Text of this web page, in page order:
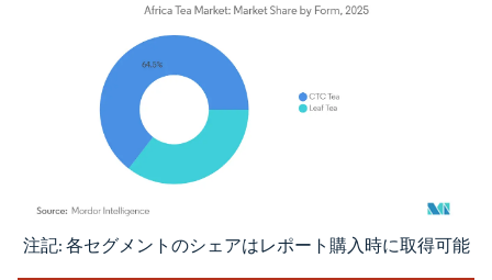
画像 © Mordor Intelligence。再利用にはCC BY 4.0の表示が必要です。
注記: 各セグメントのシェアはレポート購入時に取得可能